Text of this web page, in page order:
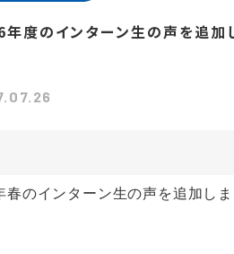
度のインターン生の声を追加